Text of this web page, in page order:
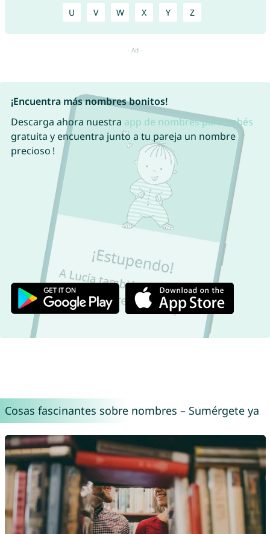
U V W X Y Z
¡Encuentra más nombres bonitos!
Descarga ahora nuestra app de nombres para bebés
gratuita y encuentra junto a tu pareja un nombre
precioso !
Cosas fascinantes sobre nombres – Sumérgete ya